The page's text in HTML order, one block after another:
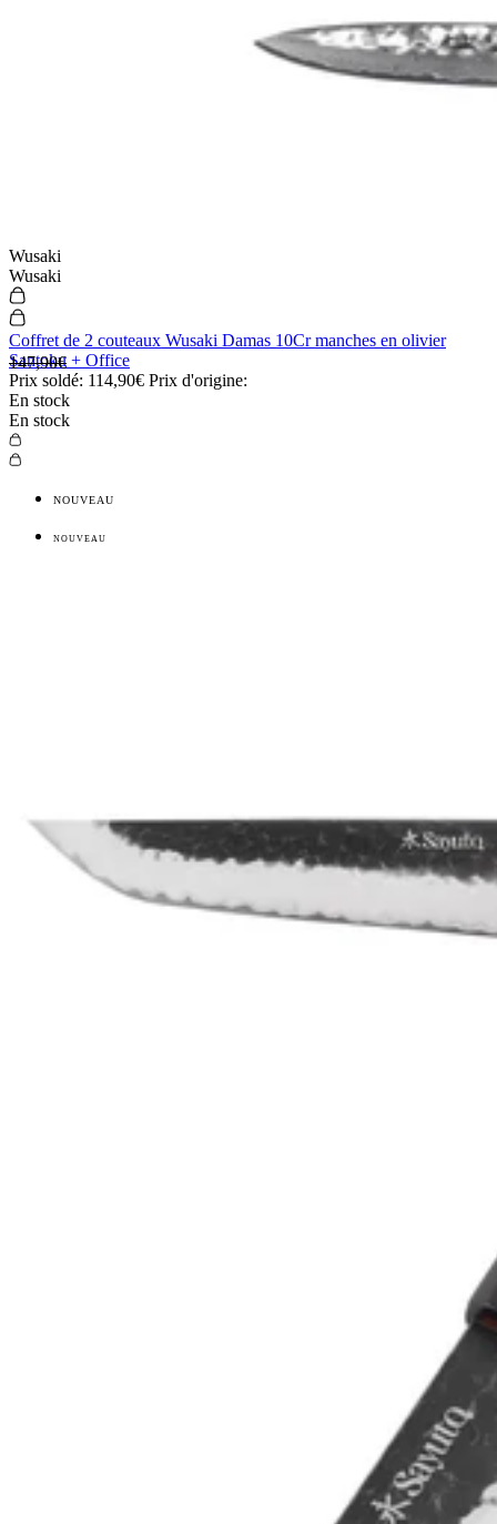
Wusaki
Wusaki
Coffret de 2 couteaux Wusaki Damas 10Cr manches en olivier
Santoku + Office
Prix soldé: 114,90€ Prix d'origine:
147,90€
En stock
En stock
NOUVEAU
NOUVEAU